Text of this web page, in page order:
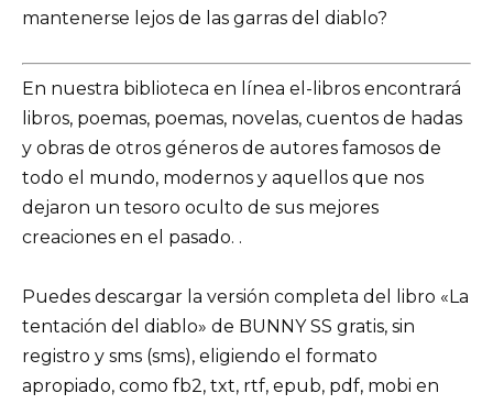
mantenerse lejos de las garras del diablo?
En nuestra biblioteca en línea el-libros encontrará
libros, poemas, poemas, novelas, cuentos de hadas
y obras de otros géneros de autores famosos de
todo el mundo, modernos y aquellos que nos
dejaron un tesoro oculto de sus mejores
creaciones en el pasado. .
Puedes descargar la versión completa del libro «La
tentación del diablo» de BUNNY SS gratis, sin
registro y sms (sms), eligiendo el formato
apropiado, como fb2, txt, rtf, epub, pdf, mobi en